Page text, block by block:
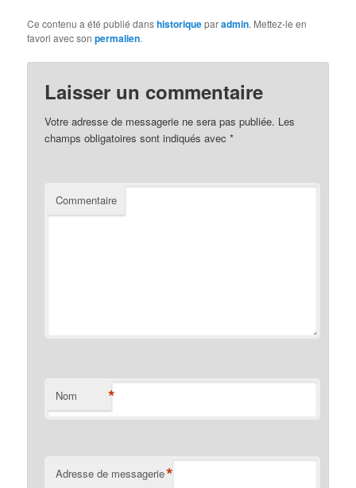
Ce contenu a été publié danshistoriqueparadmin. Mettez-le en
favori avec sonpermalien.
Laisser un commentaire
Votre adresse de messagerie ne sera pas publiée. Les
champs obligatoires sont indiqués avec*
Commentaire
Nom *
Adresse de messagerie*